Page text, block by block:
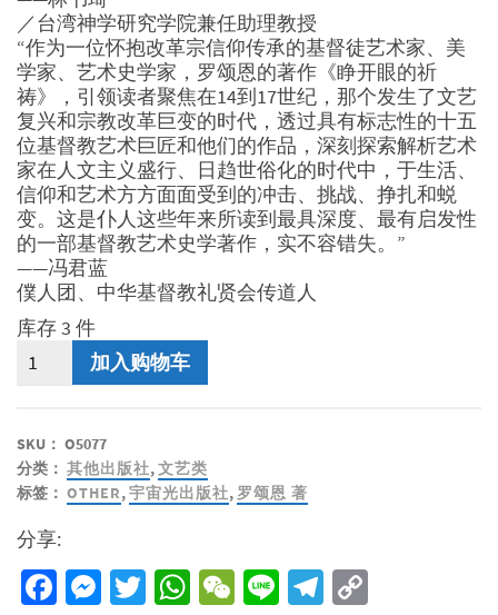
／台湾神学研究学院兼任助理教授
“作为一位怀抱改革宗信仰传承的基督徒艺术家、美
学家、艺术史学家，罗颂恩的著作《睁开眼的祈
祷》，引领读者聚焦在14到17世纪，那个发生了文艺
复兴和宗教改革巨变的时代，透过具有标志性的十五
位基督教艺术巨匠和他们的作品，深刻探索解析艺术
家在人文主义盛行、日趋世俗化的时代中，于生活、
信仰和艺术方方面面受到的冲击、挑战、挣扎和蜕
变。这是仆人这些年来所读到最具深度、最有启发性
的一部基督教艺术史学著作，实不容错失。”
——冯君蓝
僕人团、中华基督教礼贤会传道人
库存 3 件
睁
开
祈
祷
-
文
艺
复
加入购物车
SKU： O5077
分类： 其他出版社,文艺类
标签： OTHER,宇宙光出版社, 罗颂恩 著
分享:
Facebook
Messenger
Twitter
WhatsApp
WeChat
LineTelegram